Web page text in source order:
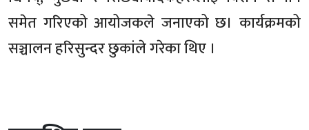
समेत गरिएको आयोजकले जनाएको छ। कार्यक्रमको
सञ्चालन हरिसुन्दर छुकांले गरेका थिए ।